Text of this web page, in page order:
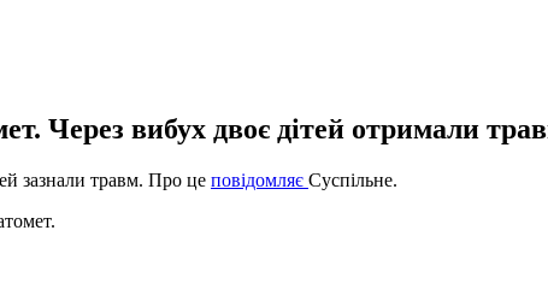
Через вибух двоє дітей отримали
зазнали травм. Про це повідомляє Суспільне.